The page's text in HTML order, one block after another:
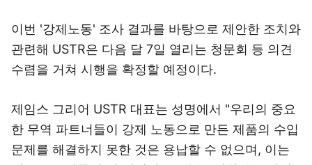
이번 '강제노동' 조사 결과를 바탕으로 제안한 조치와
관련해 USTR은 다음 달 7일 열리는 청문회 등 의견
수렴을 거쳐 시행을 확정할 예정이다.
제임스 그리어 USTR 대표는 성명에서 "우리의 중요
한 무역 파트너들이 강제 노동으로 만든 제품의 수입
문제를 해결하지 못한 것은 용납할 수 없으며, 이는